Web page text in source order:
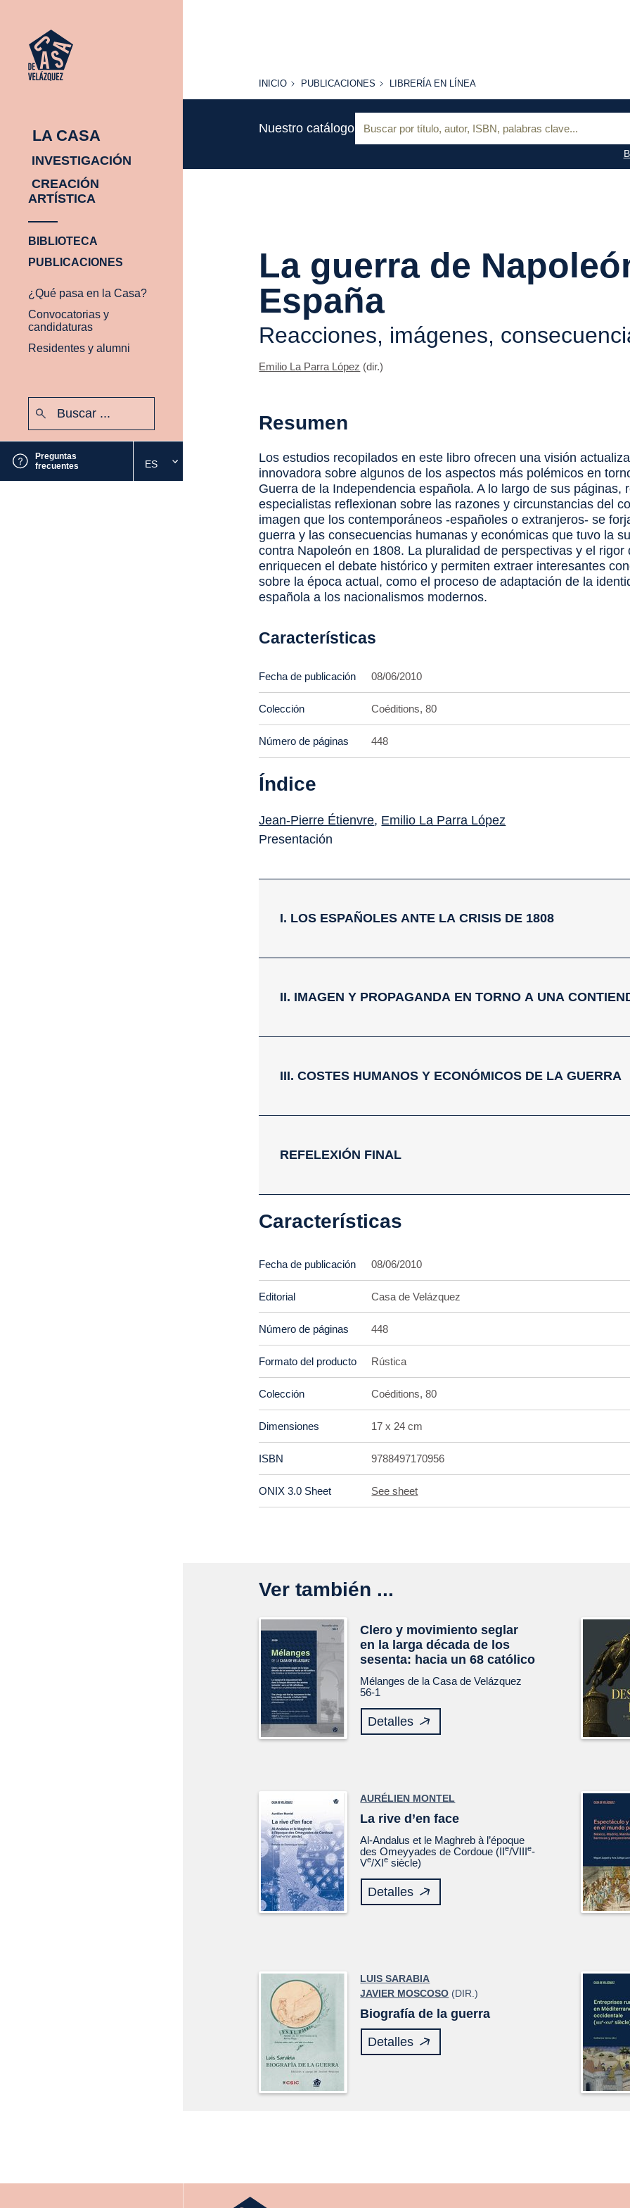
LA CASA
INVESTIGACIÓN
CREACIÓN
ARTÍSTICA
BIBLIOTECA
PUBLICACIONES
¿Qué pasa en la Casa?
Convocatorias y
candidaturas
Residentes y alumni
Preguntas
frecuentes
Seleccione
el
ES
INICIO
INICIO PUBLICACIONES
PUBLICACIONES
LIBRERÍA
LÍNEA
LIBRERÍA EN LÍNEA
Nuestro catálogo
La guerra de
España
Reacciones, imágenes,
Emilio La Parra López (dir.)
Resumen
Los estudios recopilados en este libro ofrecen una visión
innovadora sobre algunos de los aspectos más polémicos en
Guerra de la Independencia española. A lo largo de sus páginas,
especialistas reflexionan sobre las razones y circunstancias del
imagen que los contemporáneos -españoles o extranjeros- se
guerra y las consecuencias humanas y económicas que tuvo la
contra Napoleón en 1808. La pluralidad de perspectivas y el rigor
enriquecen el debate histórico y permiten extraer interesantes
sobre la época actual, como el proceso de adaptación de la
española a los nacionalismos modernos.
Características
Fecha de publicación 08/06/2010
Colección Coéditions, 80
Número de páginas 448
Índice
Jean-Pierre Étienvre, Emilio La Parra López
Presentación
I. LOS ESPAÑOLES ANTE LA CRISIS DE 1808
II. IMAGEN Y PROPAGANDA EN TORNO A UNA
III. COSTES HUMANOS Y ECONÓMICOS DE LA GUERRA
REFELEXIÓN FINAL
Características
Fecha de publicación 08/06/2010
Editorial Casa de Velázquez
Número de páginas 448
Formato del producto Rústica
Colección Coéditions, 80
Dimensiones 17 x 24 cm
ISBN 9788497170956
ONIX 3.0 Sheet See sheet
Ver también ...
Clero y movimiento seglar
en la larga década de los
sesenta: hacia un 68 católico
Mélanges de la Casa de Velázquez
56-1
Detalles
AURÉLIEN MONTEL
La rive d’en face
Al-Andalus et le Maghreb à l’époque
des Omeyyades de Cordoue (IIe/VIIIe-
Ve/XIe siècle)
Detalles
LUIS SARABIA
JAVIER MOSCOSO (DIR.)
Biografía de la guerra
Detalles